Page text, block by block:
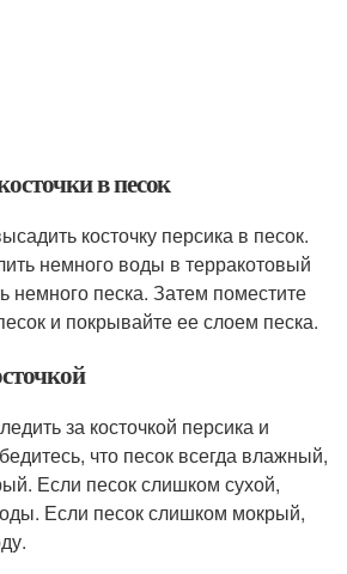
в песок
косточку персика в песок.
немного воды в терракотовый
немного песка. Затем поместите
и покрывайте ее слоем песка.
за косточкой персика и
что песок всегда влажный,
Если песок слишком сухой,
Если песок слишком мокрый,